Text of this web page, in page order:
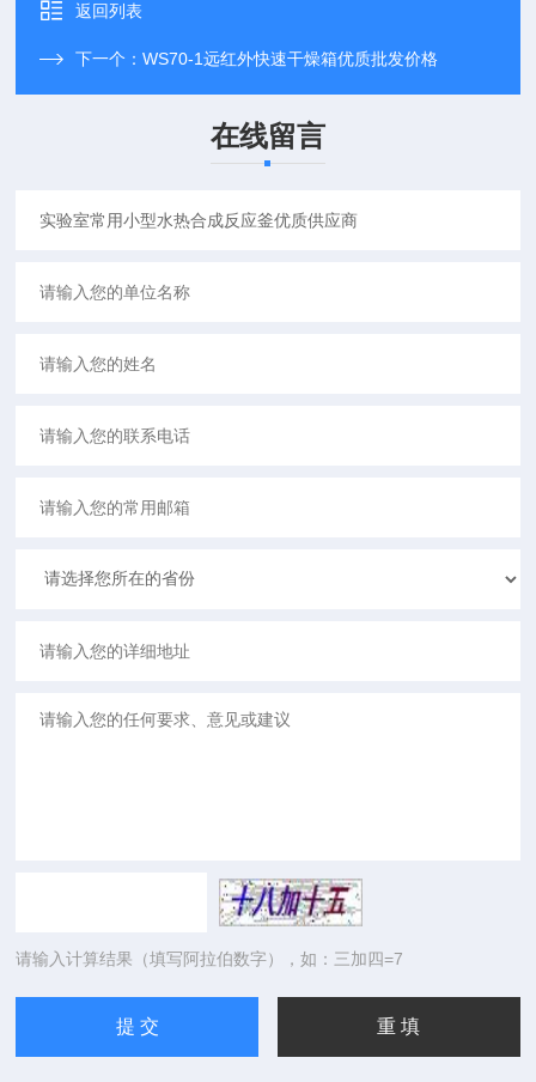
返回列表
下一个：WS70-1远红外快速干燥箱优质批发价格
在线留言
请输入计算结果（填写阿拉伯数字），如：三加四=7